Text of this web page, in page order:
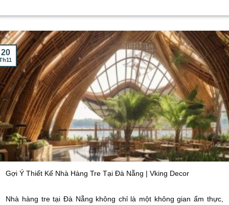
Gợi Ý Thiết Kế Nhà Hàng Tre Tại Đà Nẵng | Vking Decor
Nhà hàng tre tại Đà Nẵng không chỉ là một không gian ẩm thực,
20